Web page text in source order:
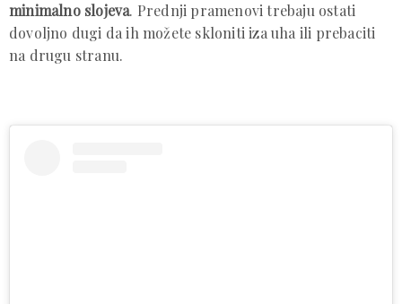
minimalno slojeva. Prednji pramenovi trebaju ostati
dovoljno dugi da ih možete skloniti iza uha ili prebaciti
na drugu stranu.